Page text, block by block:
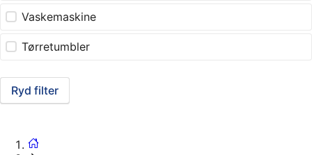
Vaskemaskine
Tørretumbler
Ryd filter